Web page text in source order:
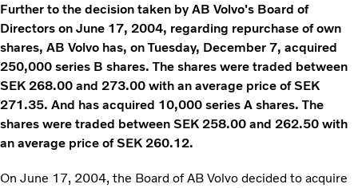
Further to the decision taken by AB Volvo's Board of
Directors on June 17, 2004, regarding repurchase of own
shares, AB Volvo has, on Tuesday, December 7, acquired
250,000 series B shares. The shares were traded between
SEK 268.00 and 273.00 with an average price of SEK
271.35. And has acquired 10,000 series A shares. The
shares were traded between SEK 258.00 and 262.50 with
an average price of SEK 260.12.
On June 17, 2004, the Board of AB Volvo decided to acquire